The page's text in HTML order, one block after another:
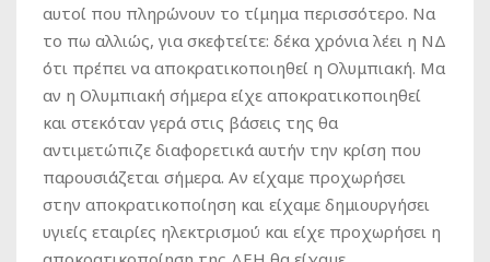
αυτοί που πληρώνουν το τίμημα περισσότερο. Να
το πω αλλιώς, για σκεφτείτε: δέκα χρόνια λέει η ΝΔ
ότι πρέπει να αποκρατικοποιηθεί η Ολυμπιακή. Μα
αν η Ολυμπιακή σήμερα είχε αποκρατικοποιηθεί
και στεκόταν γερά στις βάσεις της θα
αντιμετώπιζε διαφορετικά αυτήν την κρίση που
παρουσιάζεται σήμερα. Αν είχαμε προχωρήσει
στην αποκρατικοποίηση και είχαμε δημιουργήσει
υγιείς εταιρίες ηλεκτρισμού και είχε προχωρήσει η